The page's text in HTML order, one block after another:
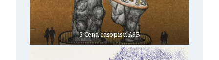
5 Cena casopisu ASB